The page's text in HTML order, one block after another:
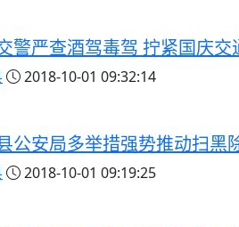
警严查酒驾毒驾 拧紧国庆交
2018-10-01 09:32:14
公安局多举措强势推动扫黑
2018-10-01 09:19:25